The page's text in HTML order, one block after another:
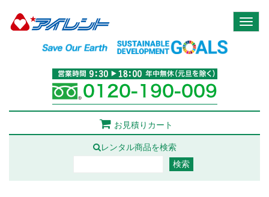
お見積りカート
レンタル商品を検索